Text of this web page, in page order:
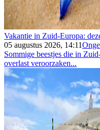
Vakantie in Zuid-Europa:
05 augustus 2026, 14:11
Sommige beestjes die in
overlast veroorzaken...